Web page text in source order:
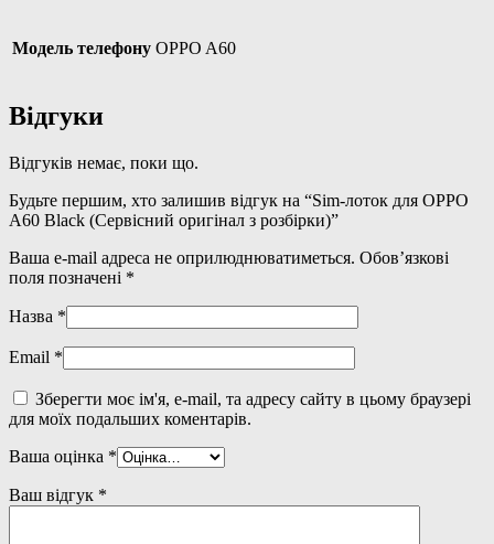
Модель телефону OPPO A60
Відгуки
Відгуків немає, поки що.
Будьте першим, хто залишив відгук на “Sim-лоток для OPPO
A60 Black (Сервісний оригінал з розбірки)”
Ваша e-mail адреса не оприлюднюватиметься. Обов’язкові
поля позначені *
Назва *
Email *
Зберегти моє ім'я, e-mail, та адресу сайту в цьому браузері
для моїх подальших коментарів.
Ваша оцінка *
Ваш відгук *